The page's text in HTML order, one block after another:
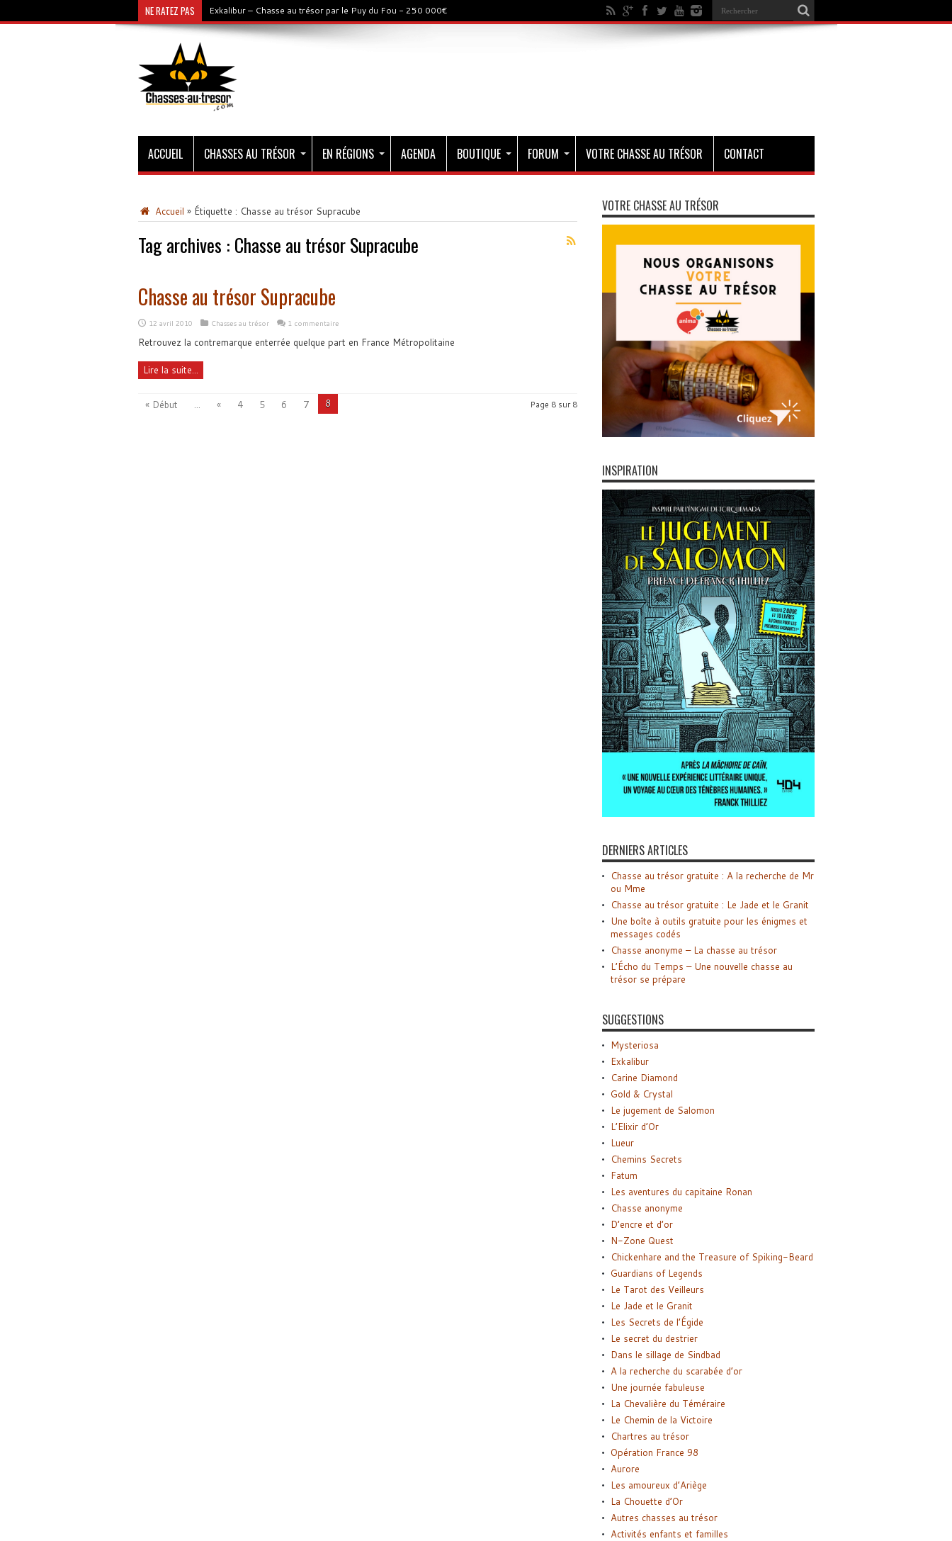
NE RATEZ PAS Exkalibur – Chasse au trésor par le Puy du Fou - 250 000€
ACCUEIL CHASSES AU TRÉSOR EN RÉGIONS AGENDA BOUTIQUE FORUM VOTRE CHASSE AU TRÉSOR CONTACT
Accueil » Étiquette : Chasse au trésor Supracube
Tag archives : Chasse au trésor Supracube
Chasse au trésor Supracube
12 avril 2010 Chasses au trésor 1 commentaire
Retrouvez la contremarque enterrée quelque part en France Métropolitaine
Lire la suite...
Page 8 sur 8
« Début ... « 4 5 6 7 8
VOTRE CHASSE AU TRÉSOR
INSPIRATION
DERNIERS ARTICLES
Chasse au trésor gratuite : A la recherche de Mr
ou Mme
Chasse au trésor gratuite : Le Jade et le Granit
Une boîte à outils gratuite pour les énigmes et
messages codés
Chasse anonyme – La chasse au trésor
L’Écho du Temps – Une nouvelle chasse au
trésor se prépare
SUGGESTIONS
Mysteriosa
Exkalibur
Carine Diamond
Gold & Crystal
Le jugement de Salomon
L’Elixir d’Or
Lueur
Chemins Secrets
Fatum
Les aventures du capitaine Ronan
Chasse anonyme
D’encre et d’or
N-Zone Quest
Chickenhare and the Treasure of Spiking-Beard
Guardians of Legends
Le Tarot des Veilleurs
Le Jade et le Granit
Les Secrets de l’Égide
Le secret du destrier
Dans le sillage de Sindbad
A la recherche du scarabée d’or
Une journée fabuleuse
La Chevalière du Téméraire
Le Chemin de la Victoire
Chartres au trésor
Opération France 98
Aurore
Les amoureux d’Ariège
La Chouette d’Or
Autres chasses au trésor
Activités enfants et familles